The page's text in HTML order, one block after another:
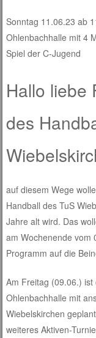
Sonntag 11.06.23 ab
Ohlenbachhalle mit 4
Spiel der C-Jugend
Hallo liebe
des
auf diesem Wege
Handball des TuS
Jahre alt wird. Das
am Wochenende vom
Programm auf die
Am Freitag (09.06.)
Ohlenbachhalle mit
Wiebelskirchen
weiteres Aktiven-